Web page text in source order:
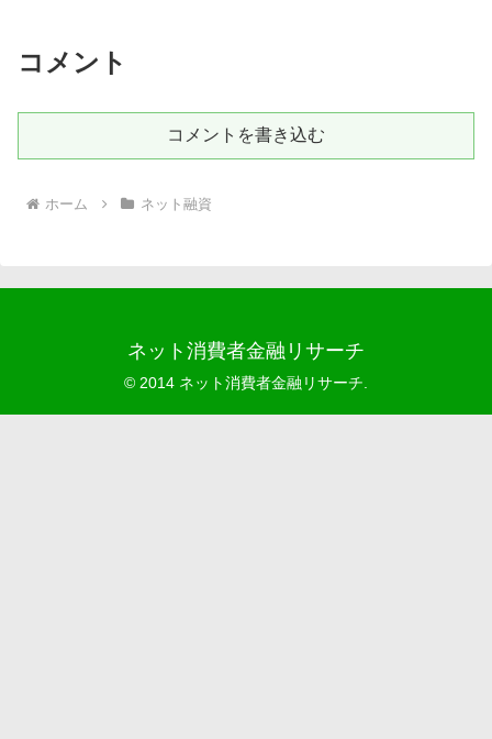
コメント
コメントを書き込む
ホーム ネット融資
ネット消費者金融リサーチ
© 2014 ネット消費者金融リサーチ.